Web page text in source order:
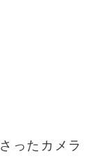
ったカメラ